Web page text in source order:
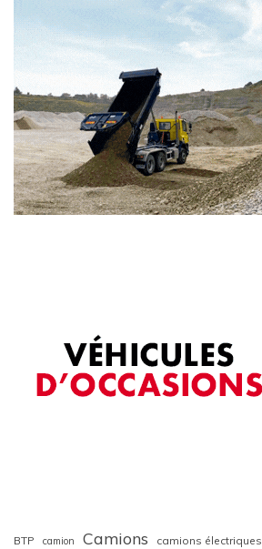
BTP camion Camions camions électriques